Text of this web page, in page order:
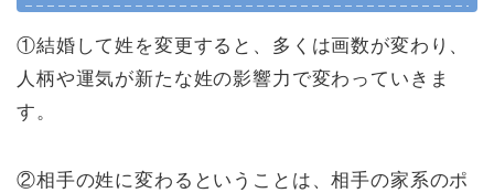
①結婚して姓を変更すると、多くは画数が変わり、
人柄や運気が新たな姓の影響力で変わっていきま
す。
②相手の姓に変わるということは、相手の家系のポ